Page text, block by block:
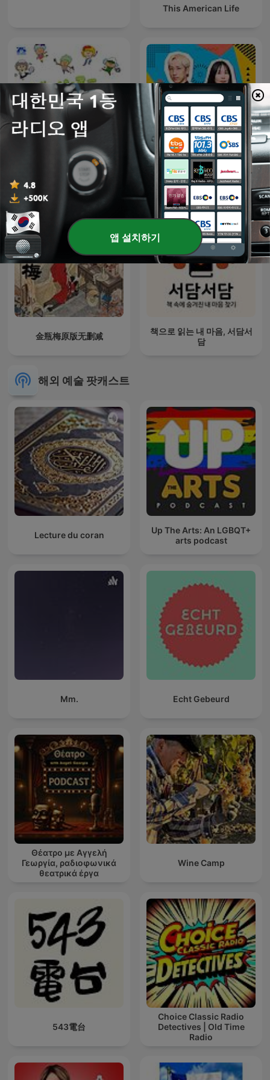
This American Life
ジェーン・スー 生活は踊
る
朝井リョウ・加藤千恵 信頼
できない語り手
金瓶梅原版无删减
책으로 읽는 내 마음, 서담서
담
해외 예술 팟캐스트
Lecture du coran
Up The Arts: An LGBQT+
arts podcast
Mm. Echt Gebeurd
Θέατρο με Αγγελή
Γεωργία, ραδιοφωνικά
θεατρικά έργα
Wine Camp
543電台
Choice Classic Radio
Detectives | Old Time
Radio
앱 설치하기